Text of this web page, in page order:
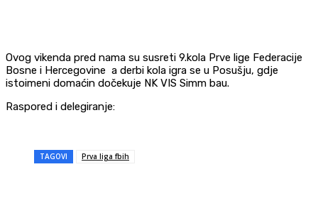
Ovog vikenda pred nama su susreti 9.kola Prve lige Federacije
Bosne i Hercegovine a derbi kola igra se u Posušju, gdje
istoimeni domaćin dočekuje NK VIS Simm bau.
Raspored i delegiranje:
TAGOVI Prva liga fbih